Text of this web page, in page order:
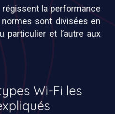
la performance
sont divisées en
particulier et l’autre aux
Wi-Fi les